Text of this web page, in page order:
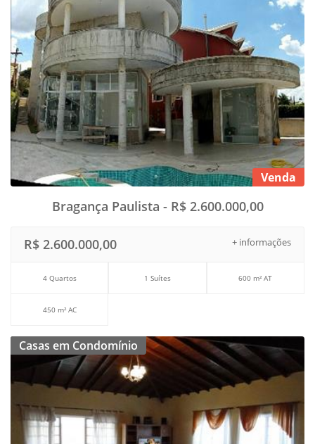
Venda
Bragança Paulista - R$ 2.600.000,00
+ informações
R$ 2.600.000,00
4 Quartos 1 Suítes 600 m² AT
450 m² AC
Casas em Condomínio